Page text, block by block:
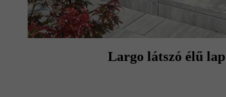
Largo látszó élű lap